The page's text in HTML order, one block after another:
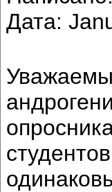
Дата: